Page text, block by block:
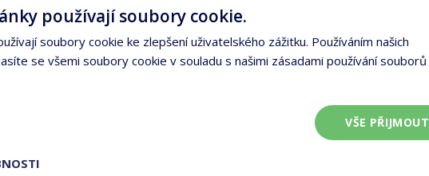
používají soubory cookie.
soubory cookie ke zlepšení uživatelského zážitku. Používáním našich
se všemi soubory cookie v souladu s našimi zásadami používání souborů
VŠE PŘIJMOUT